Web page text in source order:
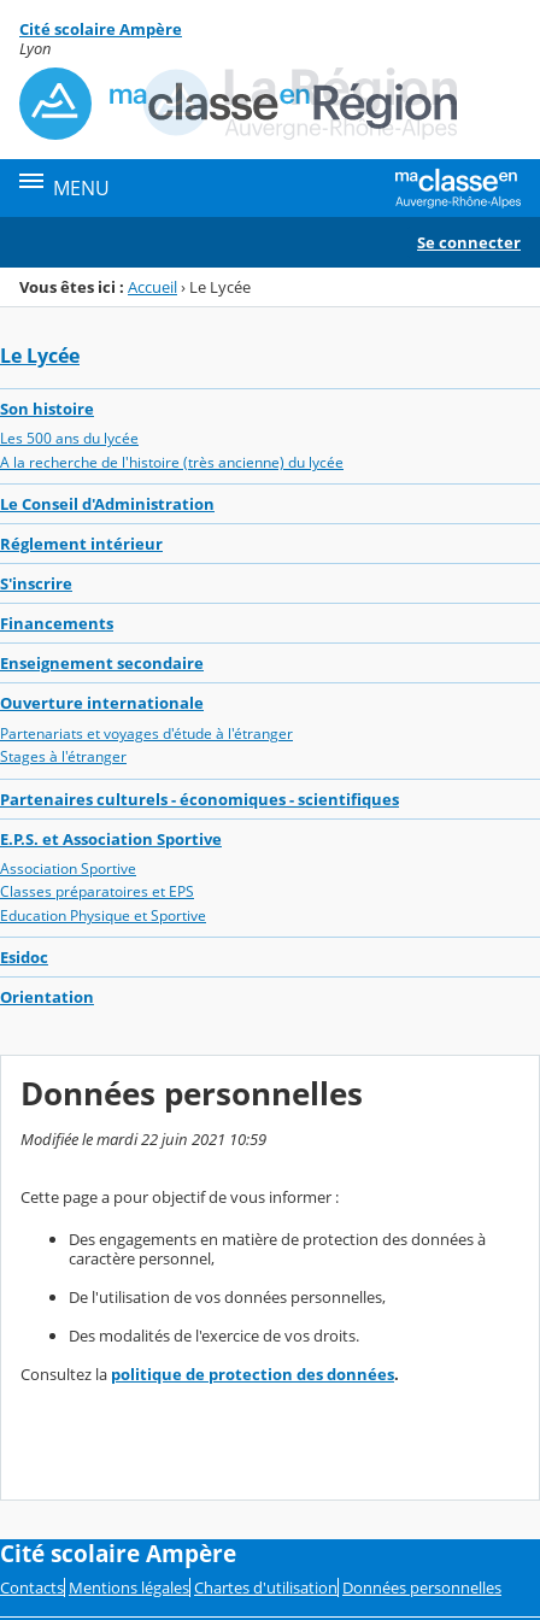
Menu de la rubrique
Contenu
Cité scolaire Ampère
Lyon
MENU
Se connecter
Vous êtes ici : Accueil› Le Lycée
Le Lycée
Son histoire
Les 500 ans du lycée
A la recherche de l'histoire (très ancienne) du lycée
Le Conseil d'Administration
Réglement intérieur
S'inscrire
Financements
Enseignement secondaire
Ouverture internationale
Partenariats et voyages d'étude à l'étranger
Stages à l'étranger
Partenaires culturels - économiques - scientifiques
E.P.S. et Association Sportive
Association Sportive
Classes préparatoires et EPS
Education Physique et Sportive
Esidoc
Orientation
Données personnelles
Modifiée le mardi 22 juin 2021 10:59
Cette page a pour objectif de vous informer :
Des engagements en matière de protection des données à
caractère personnel,
De l'utilisation de vos données personnelles,
Des modalités de l'exercice de vos droits.
Consultez la politique de protection des données.
Cité scolaire Ampère
Contacts Mentions légales Chartes d'utilisation Données personnelles